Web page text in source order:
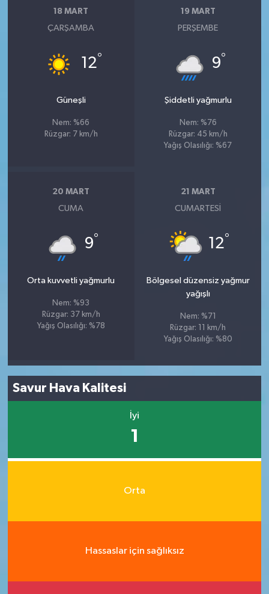
18 MART
ÇARŞAMBA
12°
Güneşli
Nem: %66
Rüzgar: 7 km/h
19 MART
PERŞEMBE
9°
Şiddetli yağmurlu
Nem: %76
Rüzgar: 45 km/h
Yağış Olasılığı: %67
20 MART
CUMA
9°
Orta kuvvetli yağmurlu
Nem: %93
Rüzgar: 37 km/h
Yağış Olasılığı: %78
21 MART
CUMARTESI
12°
Bölgesel düzensiz yağmur
yağışlı
Nem: %71
Rüzgar: 11 km/h
Yağış Olasılığı: %80
Savur Hava Kalitesi
İyi
1
Orta
Hassaslar için sağlıksız